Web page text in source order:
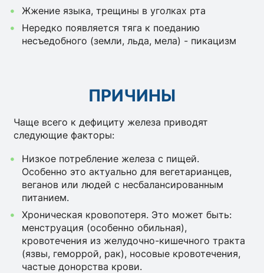
Жжение языка, трещины в уголках рта
Нередко появляется тяга к поеданию
несъедобного (земли, льда, мела) - пикацизм
ПРИЧИНЫ
Чаще всего к дефициту железа приводят
следующие факторы:
Низкое потребление железа с пищей.
Особенно это актуально для вегетарианцев,
веганов или людей с несбалансированным
питанием.
Хроническая кровопотеря. Это может быть:
менструация (особенно обильная),
кровотечения из желудочно-кишечного тракта
(язвы, геморрой, рак), носовые кровотечения,
частые донорства крови.